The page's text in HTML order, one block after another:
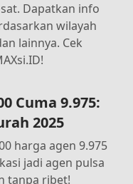
Dapatkan info
wilayah
lainnya. Cek
Cuma 9.975:
2025
harga agen 9.975
jadi agen pulsa
tanpa ribet!